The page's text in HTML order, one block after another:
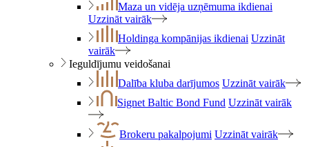
Maza un vidēja uzņēmuma ikdienai
Uzzināt vairāk
Holdinga kompānijas ikdienai Uzzināt
vairāk
Ieguldījumu veidošanai
Dalība kluba darījumos Uzzināt vairāk
Signet Baltic Bond Fund Uzzināt vairāk
Brokeru pakalpojumi Uzzināt vairāk